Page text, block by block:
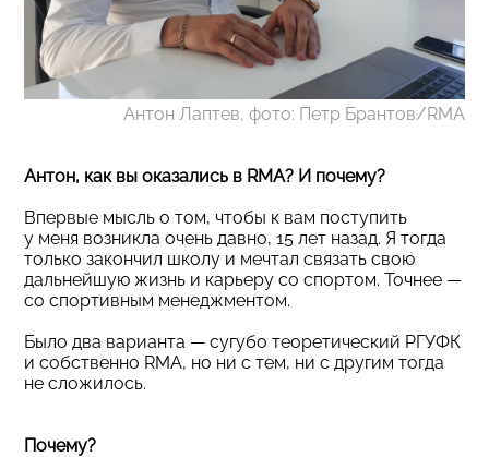
Антон Лаптев, фото: Петр Брантов/RMA
Антон, как вы оказались в RMA? И почему?
Впервые мысль о том, чтобы к вам поступить
у меня возникла очень давно, 15 лет назад. Я тогда
только закончил школу и мечтал связать свою
дальнейшую жизнь и карьеру со спортом. Точнее —
со спортивным менеджментом.
Было два варианта — сугубо теоретический РГУФК
и собственно RMA, но ни с тем, ни с другим тогда
не сложилось.
Почему?